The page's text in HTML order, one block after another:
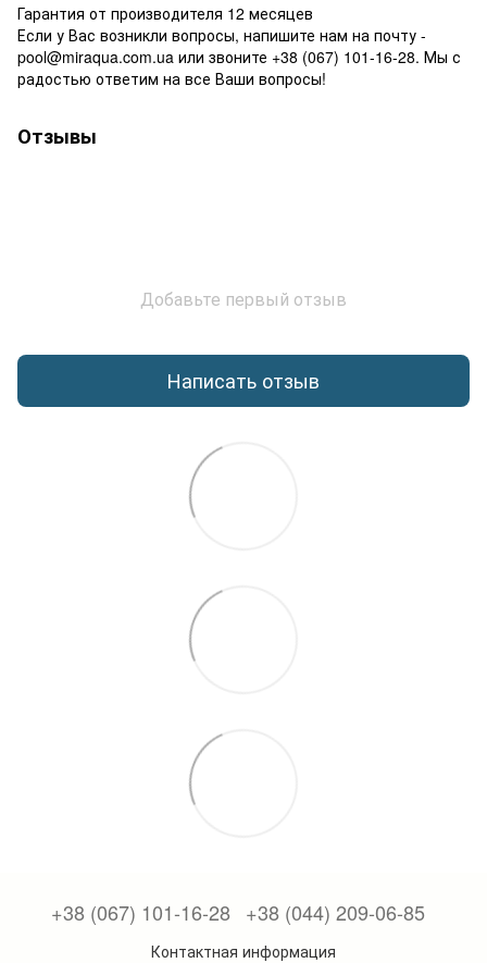
Гарантия от производителя 12 месяцев
Если у Вас возникли вопросы, напишите нам на почту -
pool@miraqua.com.ua или звоните +38 (067) 101-16-28. Мы с
радостью ответим на все Ваши вопросы!
Отзывы
Добавьте первый отзыв
Написать отзыв
+38 (067) 101-16-28 +38 (044) 209-06-85
Контактная информация